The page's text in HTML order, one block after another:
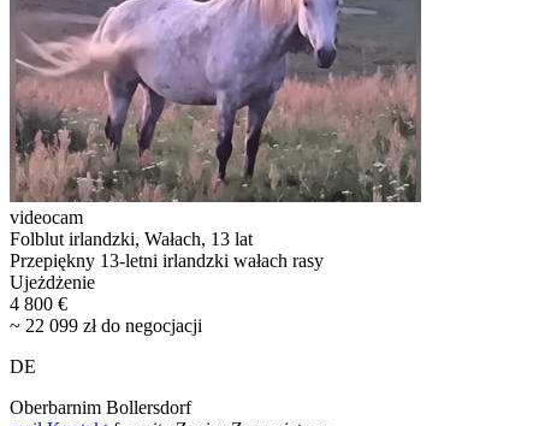
videocam
Folblut irlandzki, Wałach, 13 lat
Przepiękny 13-letni irlandzki wałach rasy
Ujeżdżenie
4 800 €
~ 22 099 zł do negocjacji
DE
Oberbarnim Bollersdorf